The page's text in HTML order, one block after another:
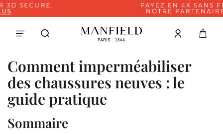
PAYEZ EN 4X SANS FRAIS AVEC
NOTRE PARTENAIRE PAYPAL
Comment imperméabiliser
des chaussures neuves : le
guide pratique
Sommaire